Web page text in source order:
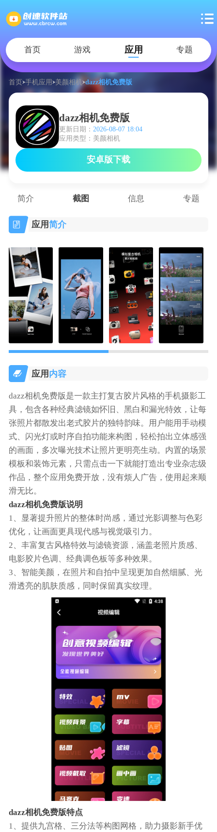
首页 游戏 应用 专题
首页 手机应用 美颜相机 dazz相机免费版
dazz相机免费版
更新日期： 2026-08-07 18:04
应用类型：美颜相机
安卓版下载
简介 截图 信息 专题
应用简介
应用 内容
dazz相机免费版是一款主打复古胶片风格的手机摄影工
具，包含各种经典滤镜如怀旧、黑白和漏光特效，让每
张照片都散发出老式胶片的独特韵味。用户能用手动模
式、闪光灯或时序自拍功能来构图，轻松拍出立体感强
的画面，多次曝光技术让照片更明亮生动。内置的场景
模板和装饰元素，只需点击一下就能打造出专业杂志级
作品，整个应用免费开放，没有烦人广告，使用起来顺
滑无比。
dazz相机免费版说明
1、显著提升照片的整体时尚感，通过光影调整与色彩
优化，让画面更具现代感与视觉吸引力。
2、丰富复古风格特效与滤镜资源，涵盖老照片质感、
电影胶片色调、经典调色板等多种效果。
3、智能美颜，在照片和自拍中呈现更加自然细腻、光
滑透亮的肌肤质感，同时保留真实纹理。
dazz相机免费版特点
1、提供九宫格、三分法等构图网格，助力摄影新手优